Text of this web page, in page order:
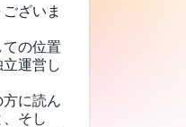
ざいま
の位置
運営し
に読ん
そし